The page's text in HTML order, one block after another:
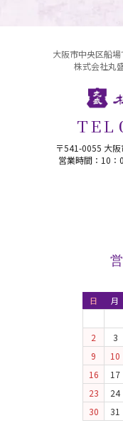
大阪市中央区船
株式会社丸
TEL
〒541-0055 大
営業時間：10
日 月
2
3
9
10
16
17
23
24
30
31